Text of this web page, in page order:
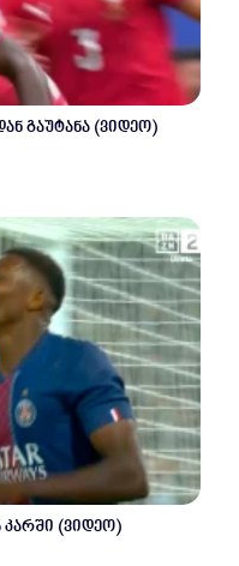
გაუტანა (ვიდეო)
კარში (ვიდეო)